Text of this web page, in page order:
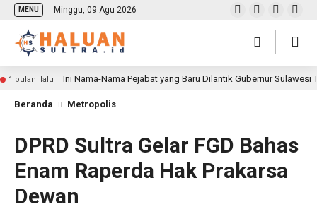
MENU Minggu, 09 Agu 2026
1 bulan lalu Ini Nama-Nama Pejabat yang Baru Dilantik Gubernur Sulawesi
Beranda Metropolis
DPRD Sultra Gelar FGD Bahas
Enam Raperda Hak Prakarsa
Dewan